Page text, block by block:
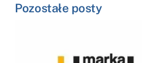
Pozostałe posty